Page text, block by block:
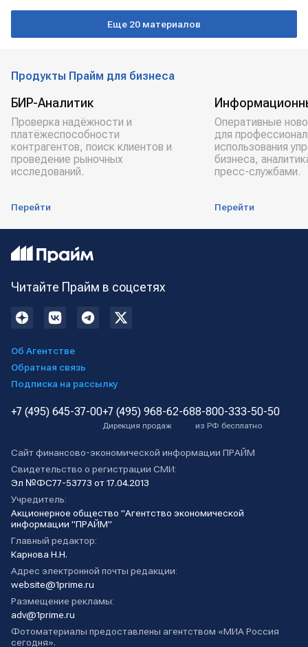
Еще 20 материалов
Продукты Прайм для бизнеса
БИР-Аналитик
Проверка надёжности и
платёжеспособности
контрагентов, поиск клиентов и
проведение рыночных
исследований.
Перейти
Оперативные
для
использования
бизнеса,
пресс-службами.
Перейти
Читайте Прайм в соцсетях
Об Агентстве
Обратная связь
Подписка на рассылку
+7 (495) 645-37-00+7 (495) 968-62-68
Дирекция продаж
8-800-333-50-50
из РФ бесплатно
Сайт финансово-экономической информации ПРАЙМ
Свидетельство о регистрации СМИ:
Эл №ФС77-53773 от 17.04.2013
Учредитель:
Акционерное общество "Агентство экономической
информации "ПРАЙМ"
Главный редактор:
Карнова Н.Н.
Адрес электронной почты редакции:
website@1prime.ru
Размещение рекламы:
adv@1prime.ru
Фотоматериалы предоставлены агентством «МИА Россия
сегодня».